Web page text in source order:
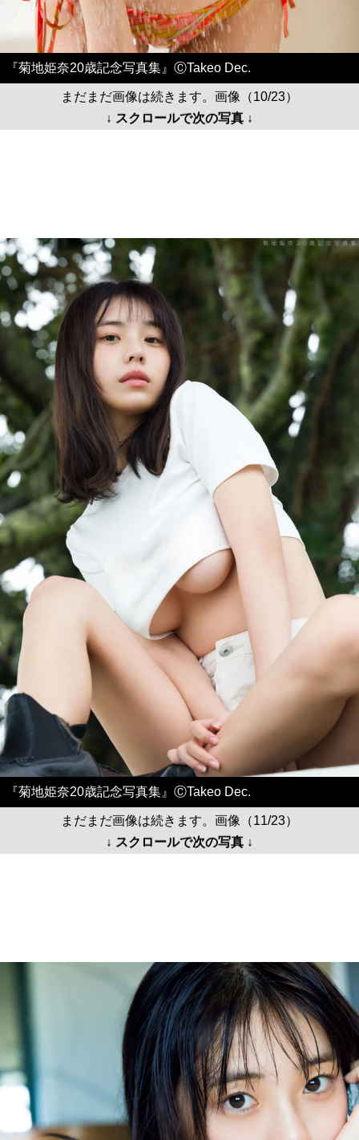
『菊地姫奈20歳記念写真集』ⒸTakeo Dec.
まだまだ画像は続きます。画像（10/23）
↓ スクロールで次の写真 ↓
『菊地姫奈20歳記念写真集』ⒸTakeo Dec.
まだまだ画像は続きます。画像（11/23）
↓ スクロールで次の写真 ↓